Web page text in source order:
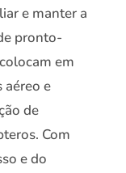
e manter a
pronto-
em
aéreo e
de
Com
e do